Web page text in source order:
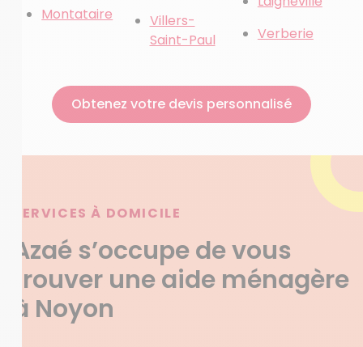
Montataire
Villers-
Saint-Paul
Verberie
Obtenez votre devis personnalisé
SERVICES À DOMICILE
Azaé s’occupe de vous
trouver une aide ménagère
à Noyon